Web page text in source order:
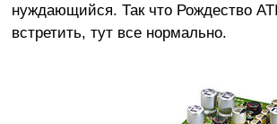
нуждающийся. Так что Рождество
встретить, тут все нормально.